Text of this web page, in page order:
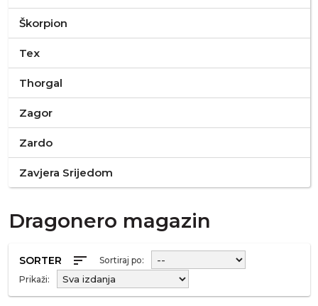
Škorpion
Tex
Thorgal
Zagor
Zardo
Zavjera Srijedom
Dragonero magazin
SORTER sort
Sortiraj po:
Prikaži: